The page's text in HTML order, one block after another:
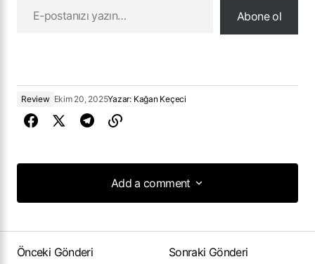
Abone ol
Review Ekim 20, 2025Yazar: Kağan Keçeci
Add a comment
Add a comment
Önceki Gönderi
Sonraki Gönderi